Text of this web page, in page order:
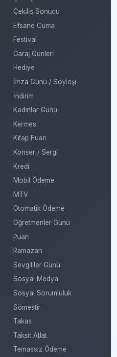
Çekiliş Sonucu
Efsane Cuma
Festival
Garaj Günleri
Hediye
İmza Günü / Söyleşi
İndirim
Kadınlar Günü
Kermes
Kitap Fuarı
Konser / Sergi
Kredi
Mobil Ödeme
MTV
Otomatik Ödeme
Öğretmenler Günü
Puan
Ramazan
Sevgililer Günü
Sosyal Medya
Sosyal Sorumluluk
Sömestir
Takas
Taksit Atlat
Temassız Ödeme